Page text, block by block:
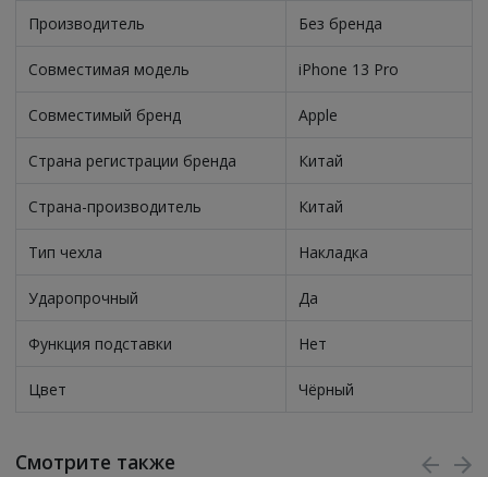
Производитель Без бренда
Совместимая модель iPhone 13 Pro
Совместимый бренд Apple
Страна регистрации бренда Китай
Страна-производитель Китай
Тип чехла Накладка
Ударопрочный Да
Функция подставки Нет
Цвет Чёрный
Смотрите также